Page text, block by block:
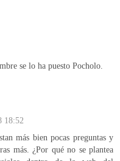
se lo ha puesto Pocholo.
18:52
más bien pocas preguntas y
más. ¿Por qué no se plantea